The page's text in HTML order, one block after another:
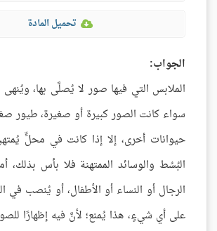
تحميل المادة
الجواب:
الملابس التي فيها صور لا يُصلَّى بها، ويُنهى
سواء كانت الصور كبيرة أو صغيرة، طيور
حيوانات أخرى، إلا إذا كانت في محلٍّ
البُسُط والوسائد الممتهنة فلا بأس بذلك،
الرجال أو النساء أو الأطفال، أو يُنصب في
على أي شيءٍ، هذا يُمنع؛ لأنَّ فيه إظهارًا